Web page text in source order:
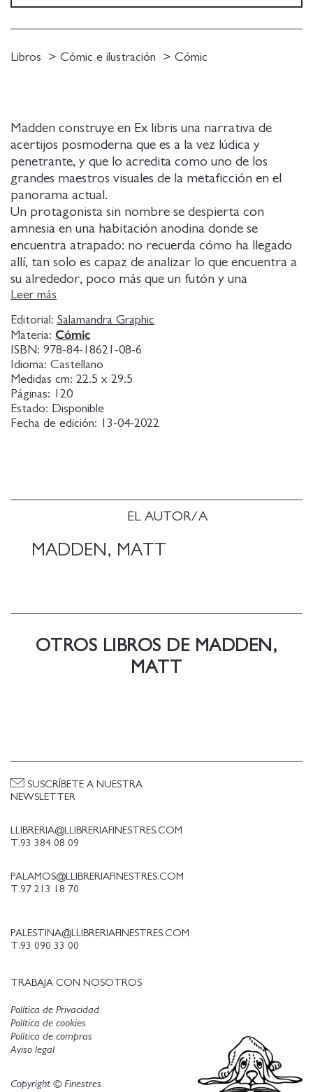
EL AUTOR/A
MADDEN, MATT
Madden construye en Ex libris una narrativa de
acertijos posmoderna que es a la vez lúdica y
penetrante, y que lo acredita como uno de los
grandes maestros visuales de la metaficción en el
panorama actual.
Un protagonista sin nombre se despierta con
amnesia en una habitación anodina donde se
encuentra atrapado: no recuerda cómo ha llegado
allí, tan solo es capaz de analizar lo que encuentra a
su alrededor, poco más que un futón y una
estantería llena de cómics. Mientras examina las
portadas, lee las historias y repasa sus páginas
meticulosamente, va creciendo la sospecha de que
los libros contienen mensajes ocultos. La premisa de
los cómics dentro de los cómics brinda a Madden la
oportunidad de recrear una deslumbrante variedad
de géneros y estilos: cómics románticos, cómics de
terror, realismo europeo, fábulas, cómics
autobiográficos, e incluso manga. La ficción y la
laberinto se encuentra precisamente entre viñetas.
Con una vertiginosa variedad de estilos visuales y
los aspectos formales del lenguaje gráfico, Ex-libris
gráfica.
elementos de construcción del medio, elementos
como bordes de paneles y efectos de sonido, en una
Foreword Reviews
Equilibra la ironía posmoderna con la invención y la
diversión genuinas . The Guardian
estilos visuales y narrativos. Una historia
formalmente inventiva y profundamente emocion
Leer más
Editorial: Salamandra Graphic
Materia: Cómic
ISBN: 978-84-18621-08-6
Idioma: Castellano
Medidas cm: 22.5 x 29.5
Páginas:
120
Estado: Disponible
Fecha de edición:
13-04-2022
Libros Cómic e ilustración Cómic
OTROS LIBROS DE MADDEN,
MATT
LLIBRERIA@LLIBRERIAFINESTRES.COM
T.93 384 08 09
PALAMOS@LLIBRERIAFINESTRES.COM
T.97 213 18 70
PALESTINA@LLIBRERIAFINESTRES.COM
T.93 090 33 00
TRABAJA CON NOSOTROS
SUSCRÍBETE A NUESTRA
NEWSLETTER
Política de Privacidad
Política de cookies
Aviso legal
Política de compras
Copyright © Finestres